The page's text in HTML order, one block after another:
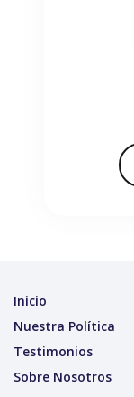
Inicio
Nuestra Política
Testimonios
Sobre Nosotros